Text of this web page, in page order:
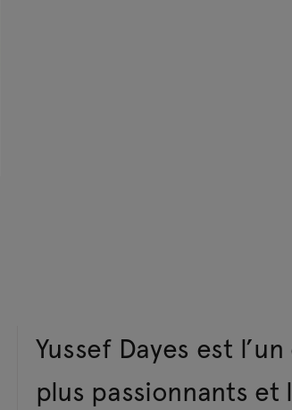
Yussef Dayes est
plus passionnants et